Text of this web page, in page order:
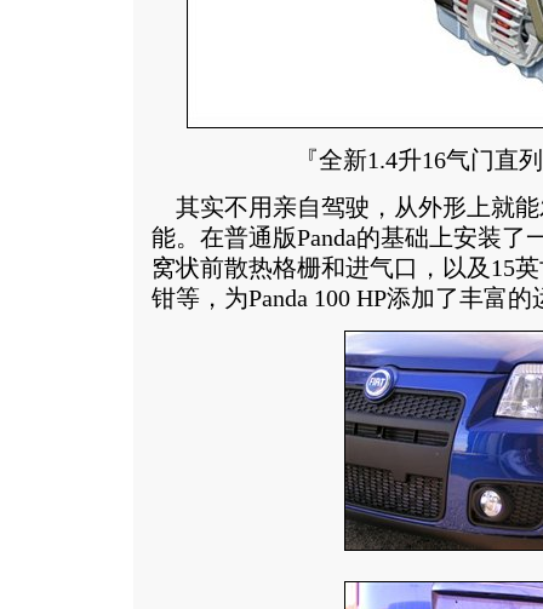
『全新1.4升16气门直
其实不用亲自驾驶，从外形上就能
能。在普通版Panda的基础上安装了
窝状前散热格栅和进气口，以及15
钳等，为Panda 100 HP添加了丰富